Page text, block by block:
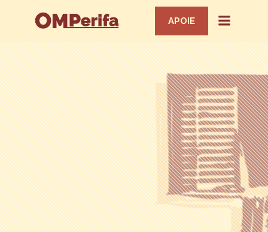
APOIE